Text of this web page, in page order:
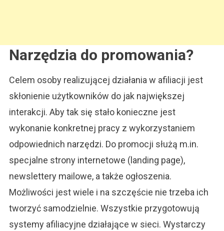
Narzędzia do promowania?
Celem osoby realizującej działania w afiliacji jest
skłonienie użytkowników do jak największej
interakcji. Aby tak się stało konieczne jest
wykonanie konkretnej pracy z wykorzystaniem
odpowiednich narzędzi. Do promocji służą m.in.
specjalne strony internetowe (landing page),
newslettery mailowe, a także ogłoszenia.
Możliwości jest wiele i na szczęście nie trzeba ich
tworzyć samodzielnie. Wszystkie przygotowują
systemy afiliacyjne działające w sieci. Wystarczy